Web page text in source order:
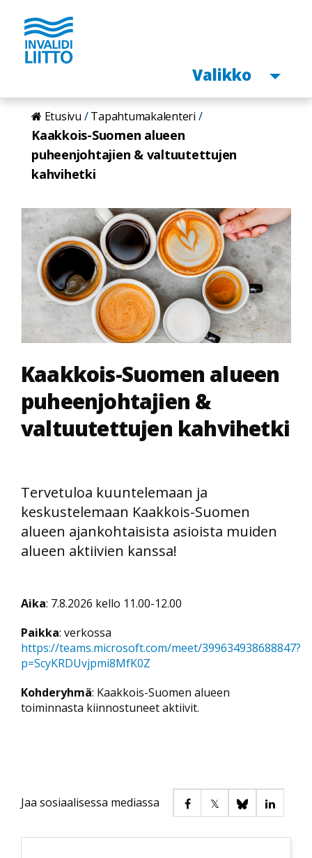
Hyppää
pääsisältöön
Avaa
Valikko
Etusivu Tapahtumakalenteri
Kaakkois-Suomen alueen
puheenjohtajien & valtuutettujen
kahvihetki
Kaakkois-Suomen alueen
puheenjohtajien &
valtuutettujen kahvihetki
Tervetuloa kuuntelemaan ja
keskustelemaan Kaakkois-Suomen
alueen ajankohtaisista asioista muiden
alueen aktiivien kanssa!
Aika: 7.8.2026 kello 11.00-12.00
Paikka: verkossa
https://teams.microsoft.com/meet/399634938688847?
p=ScyKRDUvjpmi8MfK0Z
Kohderyhmä: Kaakkois-Suomen alueen
toiminnasta kiinnostuneet aktiivit.
Jaa sosiaalisessa mediassa